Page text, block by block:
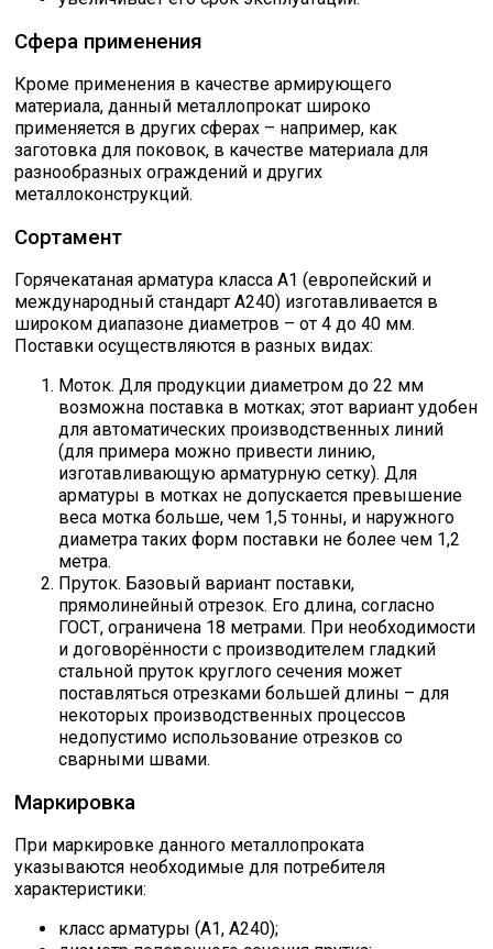
Сфера применения
Кроме применения в качестве армирующего
материала, данный металлопрокат широко
применяется в других сферах – например, как
заготовка для поковок, в качестве материала для
разнообразных ограждений и других
металлоконструкций.
Сортамент
Горячекатаная арматура класса А1 (европейский и
международный стандарт А240) изготавливается в
широком диапазоне диаметров – от 4 до 40 мм.
Поставки осуществляются в разных видах:
Моток. Для продукции диаметром до 22 мм
возможна поставка в мотках; этот вариант удобен
для автоматических производственных линий
(для примера можно привести линию,
изготавливающую арматурную сетку). Для
арматуры в мотках не допускается превышение
веса мотка больше, чем 1,5 тонны, и наружного
диаметра таких форм поставки не более чем 1,2
метра.
Пруток. Базовый вариант поставки,
прямолинейный отрезок. Его длина, согласно
ГОСТ, ограничена 18 метрами. При необходимости
и договорённости с производителем гладкий
стальной пруток круглого сечения может
поставляться отрезками большей длины – для
некоторых производственных процессов
недопустимо использование отрезков со
сварными швами.
Маркировка
При маркировке данного металлопроката
указываются необходимые для потребителя
характеристики:
класс арматуры (А1, А240);